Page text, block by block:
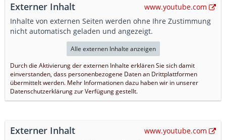
Externer Inhalt
www.youtube.com
Inhalte von externen Seiten werden ohne Ihre Zustimmung
nicht automatisch geladen und angezeigt.
Alle externen Inhalte anzeigen
Durch die Aktivierung der externen Inhalte erklären Sie sich damit
einverstanden, dass personenbezogene Daten an Drittplattformen
übermittelt werden. Mehr Informationen dazu haben wir in unserer
Datenschutzerklärung zur Verfügung gestellt.
Externer Inhalt
www.youtube.com